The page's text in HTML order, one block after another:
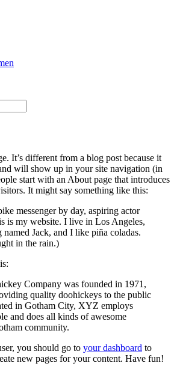
It’s different from a blog post because it
will show up in your site navigation (in
start with an About page that introduces
It might say something like this:
messenger by day, aspiring actor
is my website. I live in Los Angeles,
named Jack, and I like piña coladas.
in the rain.)
Company was founded in 1971,
quality doohickeys to the public
in Gotham City, XYZ employs
and does all kinds of awesome
community.
you should go to your dashboard to
new pages for your content. Have fun!